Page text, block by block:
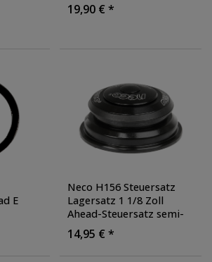
Steuersatz Zündapp
19,90 € *
E
Neco H156 Steuersatz
Lagersatz 1 1/8 Zoll
Ahead-Steuersatz semi-
integriert gewindelos
Z801
14,95 € *